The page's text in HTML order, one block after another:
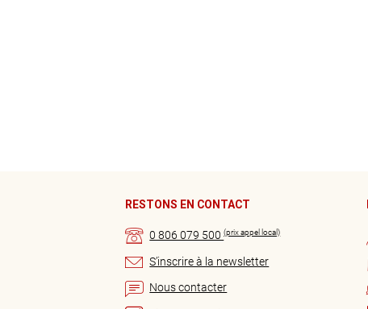
RESTONS EN CONTACT
0 806 079 500(prix appel local)
S’inscrire à la newsletter
Nous contacter